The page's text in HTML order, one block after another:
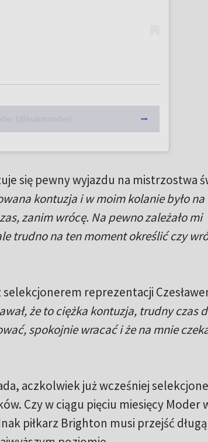
(@kubamoder)
się pewny wyjazdu na mistrzostwa
kontuzja i w moim kolanie było na
zanim wrócę. Na pewno zależało mi
trudno na ten moment określić czy
reprezentacji
że to ciężka kontuzja, trudny czas
spokojnie wracać i że na mnie
aczkolwiek już wcześniej
Czy w ciągu pięciu miesięcy Moder
piłkarz Brighton musi przejść długą